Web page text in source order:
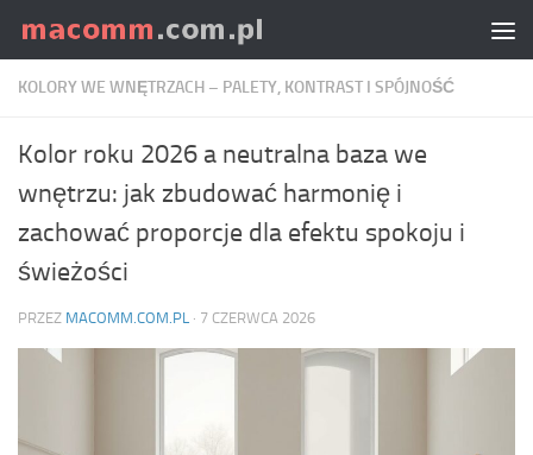
Skip to content
KOLORY WE WNĘTRZACH – PALETY, KONTRAST I SPÓJNOŚĆ
Kolor roku 2026 a neutralna baza we
wnętrzu: jak zbudować harmonię i
zachować proporcje dla efektu spokoju i
świeżości
PRZEZ MACOMM.COM.PL · 7 CZERWCA 2026